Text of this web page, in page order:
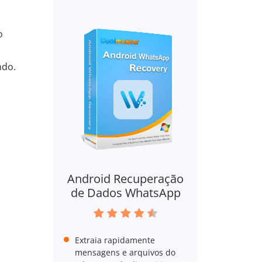
Android Recuperação
de Dados WhatsApp
Extraia rapidamente
mensagens e arquivos do